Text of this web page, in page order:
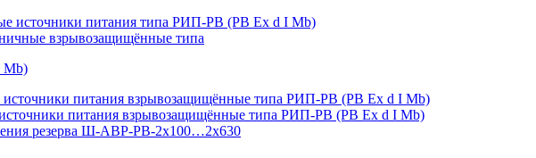
источники питания типа РИП-РВ (РВ Ex d I Mb)
взрывозащищённые типа
питания взрывозащищённые типа РИП-РВ (РВ Ex d I Mb)
питания взрывозащищённые типа РИП-РВ (РВ Ex d I Mb)
резерва Ш-АВР-РВ-2х100…2х630